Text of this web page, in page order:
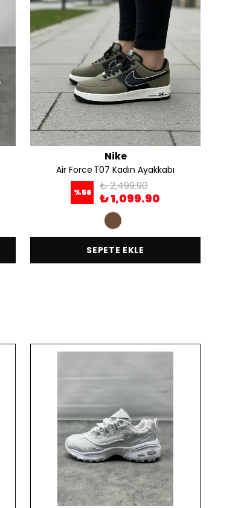
Nike
Air Force 1'07 Kadın Ayakkabı
%56 ₺ 2,499.90
₺ 1,099.90
SEPETE EKLE